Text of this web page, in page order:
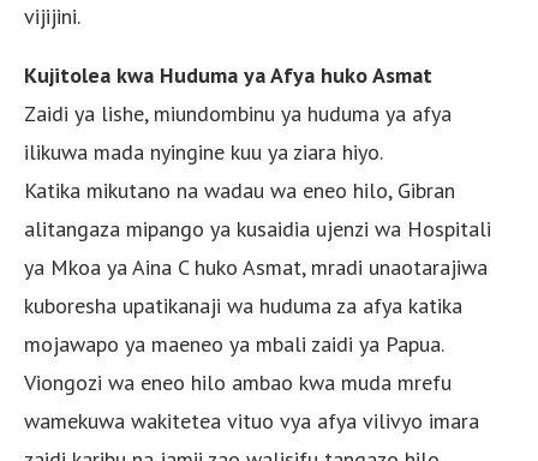
vijijini.
Kujitolea kwa Huduma ya Afya huko Asmat
Zaidi ya lishe, miundombinu ya huduma ya afya
ilikuwa mada nyingine kuu ya ziara hiyo.
Katika mikutano na wadau wa eneo hilo, Gibran
alitangaza mipango ya kusaidia ujenzi wa Hospitali
ya Mkoa ya Aina C huko Asmat, mradi unaotarajiwa
kuboresha upatikanaji wa huduma za afya katika
mojawapo ya maeneo ya mbali zaidi ya Papua.
Viongozi wa eneo hilo ambao kwa muda mrefu
wamekuwa wakitetea vituo vya afya vilivyo imara